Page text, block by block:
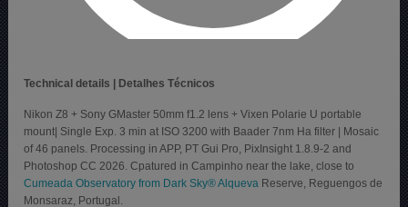
Technical details | Detalhes Técnicos
Nikon Z8 + Sony GMaster 50mm f1.2 lens + Vixen Polarie U portable
mount| Single Exp. 3 min at ISO 3200 with Baader 7nm Ha filter | Mosaic
of 46 panels. Processing in APP, PT Gui Pro, PixInsight 1.8.9-2 and
Photoshop CC 2026. Cpatured in Campinho near the lake, close to
Cumeada Observatory from Dark Sky® Alqueva Reserve, Reguengos de
Monsaraz, Portugal.